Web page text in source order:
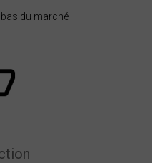
du marché